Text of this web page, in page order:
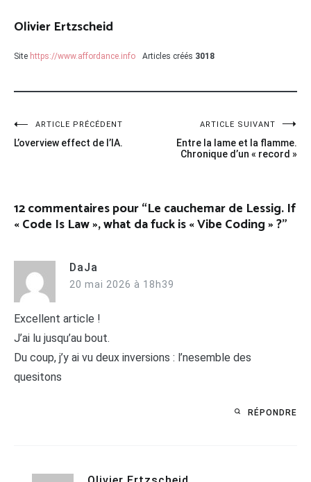
Olivier Ertzscheid
Site https://www.affordance.info Articles créés 3018
Navigation
de
ARTICLE PRÉCÉDENT
L’overview effect de l’IA.
ARTICLE SUIVANT
Entre la lame et la flamme.
Chronique d’un « record »
12 commentaires pour “Le cauchemar de Lessig. If
« Code Is Law », what da fuck is « Vibe Coding » ?”
DaJa
20 mai 2026 à 18h39
Excellent article !
J’ai lu jusqu’au bout.
Du coup, j’y ai vu deux inversions : l’nesemble des
quesitons
RÉPONDRE